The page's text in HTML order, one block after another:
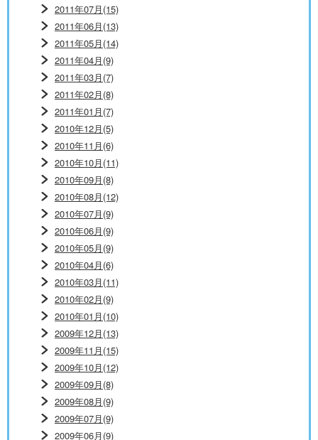
2011年07月(15)
2011年06月(13)
2011年05月(14)
2011年04月(9)
2011年03月(7)
2011年02月(8)
2011年01月(7)
2010年12月(5)
2010年11月(6)
2010年10月(11)
2010年09月(8)
2010年08月(12)
2010年07月(9)
2010年06月(9)
2010年05月(9)
2010年04月(6)
2010年03月(11)
2010年02月(9)
2010年01月(10)
2009年12月(13)
2009年11月(15)
2009年10月(12)
2009年09月(8)
2009年08月(9)
2009年07月(9)
2009年06月(9)